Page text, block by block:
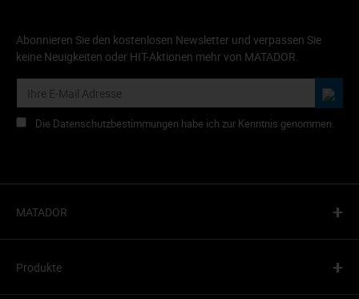
Abonnieren Sie den kostenlosen Newsletter und verpassen Sie
keine Neuigkeiten oder HIT-Aktionen mehr von MATADOR.
Die Datenschutzbestimmungen habe ich zur Kenntnis genommen.
MATADOR +
Produkte +